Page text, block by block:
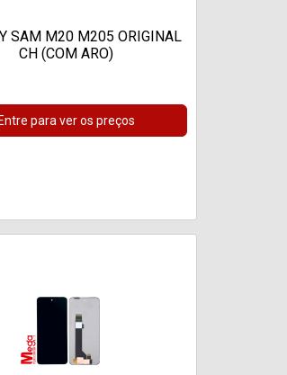
SAM M20 M205 ORIGINAL
CH (COM ARO)
Entre para ver os preços